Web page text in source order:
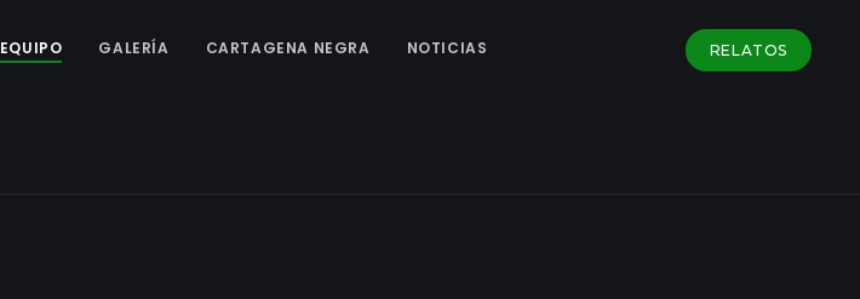
EQUIPO GALERÍA CARTAGENA NEGRA NOTICIAS RELATOS